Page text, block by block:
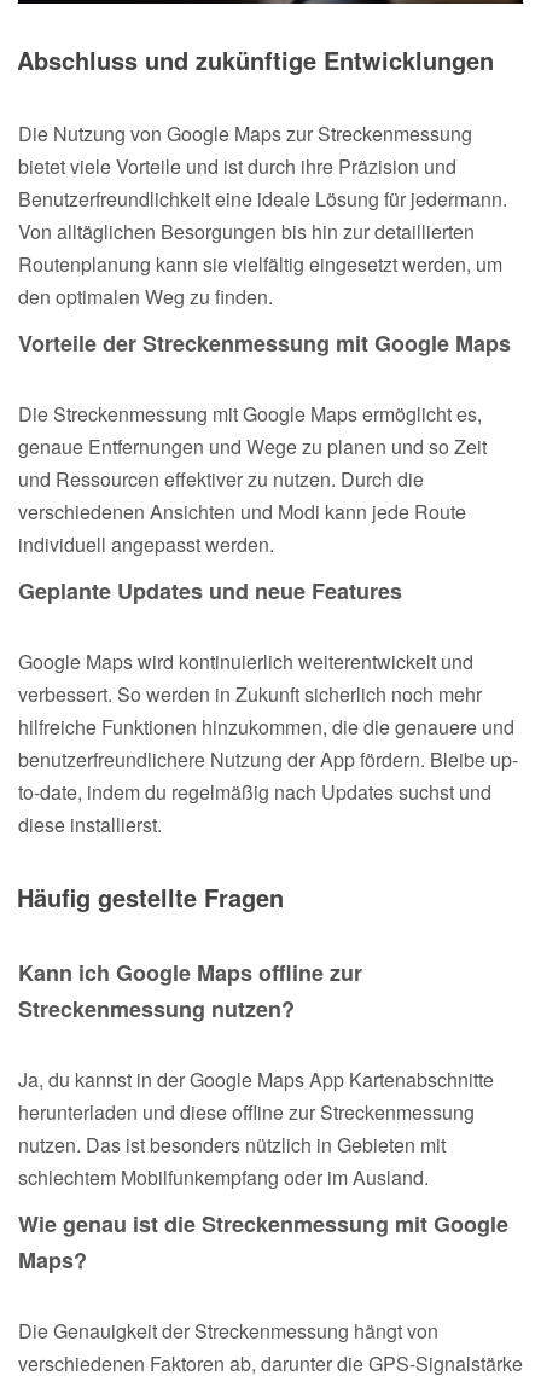
Abschluss und zukünftige Entwicklungen
Die Nutzung von Google Maps zur Streckenmessung
bietet viele Vorteile und ist durch ihre Präzision und
Benutzerfreundlichkeit eine ideale Lösung für jedermann.
Von alltäglichen Besorgungen bis hin zur detaillierten
Routenplanung kann sie vielfältig eingesetzt werden, um
den optimalen Weg zu finden.
Vorteile der Streckenmessung mit Google Maps
Die Streckenmessung mit Google Maps ermöglicht es,
genaue Entfernungen und Wege zu planen und so Zeit
und Ressourcen effektiver zu nutzen. Durch die
verschiedenen Ansichten und Modi kann jede Route
individuell angepasst werden.
Geplante Updates und neue Features
Google Maps wird kontinuierlich weiterentwickelt und
verbessert. So werden in Zukunft sicherlich noch mehr
hilfreiche Funktionen hinzukommen, die die genauere und
benutzerfreundlichere Nutzung der App fördern. Bleibe up-
to-date, indem du regelmäßig nach Updates suchst und
diese installierst.
Häufig gestellte Fragen
Kann ich Google Maps offline zur
Streckenmessung nutzen?
Ja, du kannst in der Google Maps App Kartenabschnitte
herunterladen und diese offline zur Streckenmessung
nutzen. Das ist besonders nützlich in Gebieten mit
schlechtem Mobilfunkempfang oder im Ausland.
Wie genau ist die Streckenmessung mit Google
Maps?
Die Genauigkeit der Streckenmessung hängt von
verschiedenen Faktoren ab, darunter die GPS-Signalstärke